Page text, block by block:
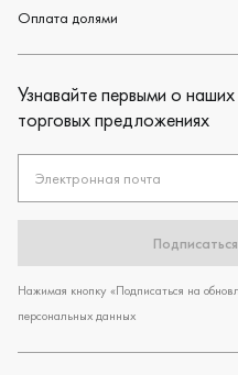
Оплата долями
Узнавайте первыми о
торговых предложениях
Электронная почта
Нажимая кнопку «Подписаться на
персональных данных